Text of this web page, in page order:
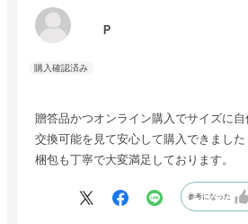
Ｐ
贈答品かつオンライン購入でサイズに自
交換可能を見て安心して購入できました
梱包も丁寧で大変満足しております。
参考になった